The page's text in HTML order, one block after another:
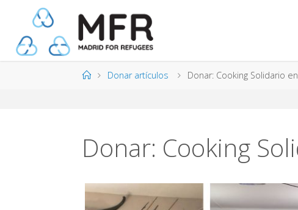
contenido
PáginaDonar artículos Donar: Cooking Solidario
Donar: Cooking